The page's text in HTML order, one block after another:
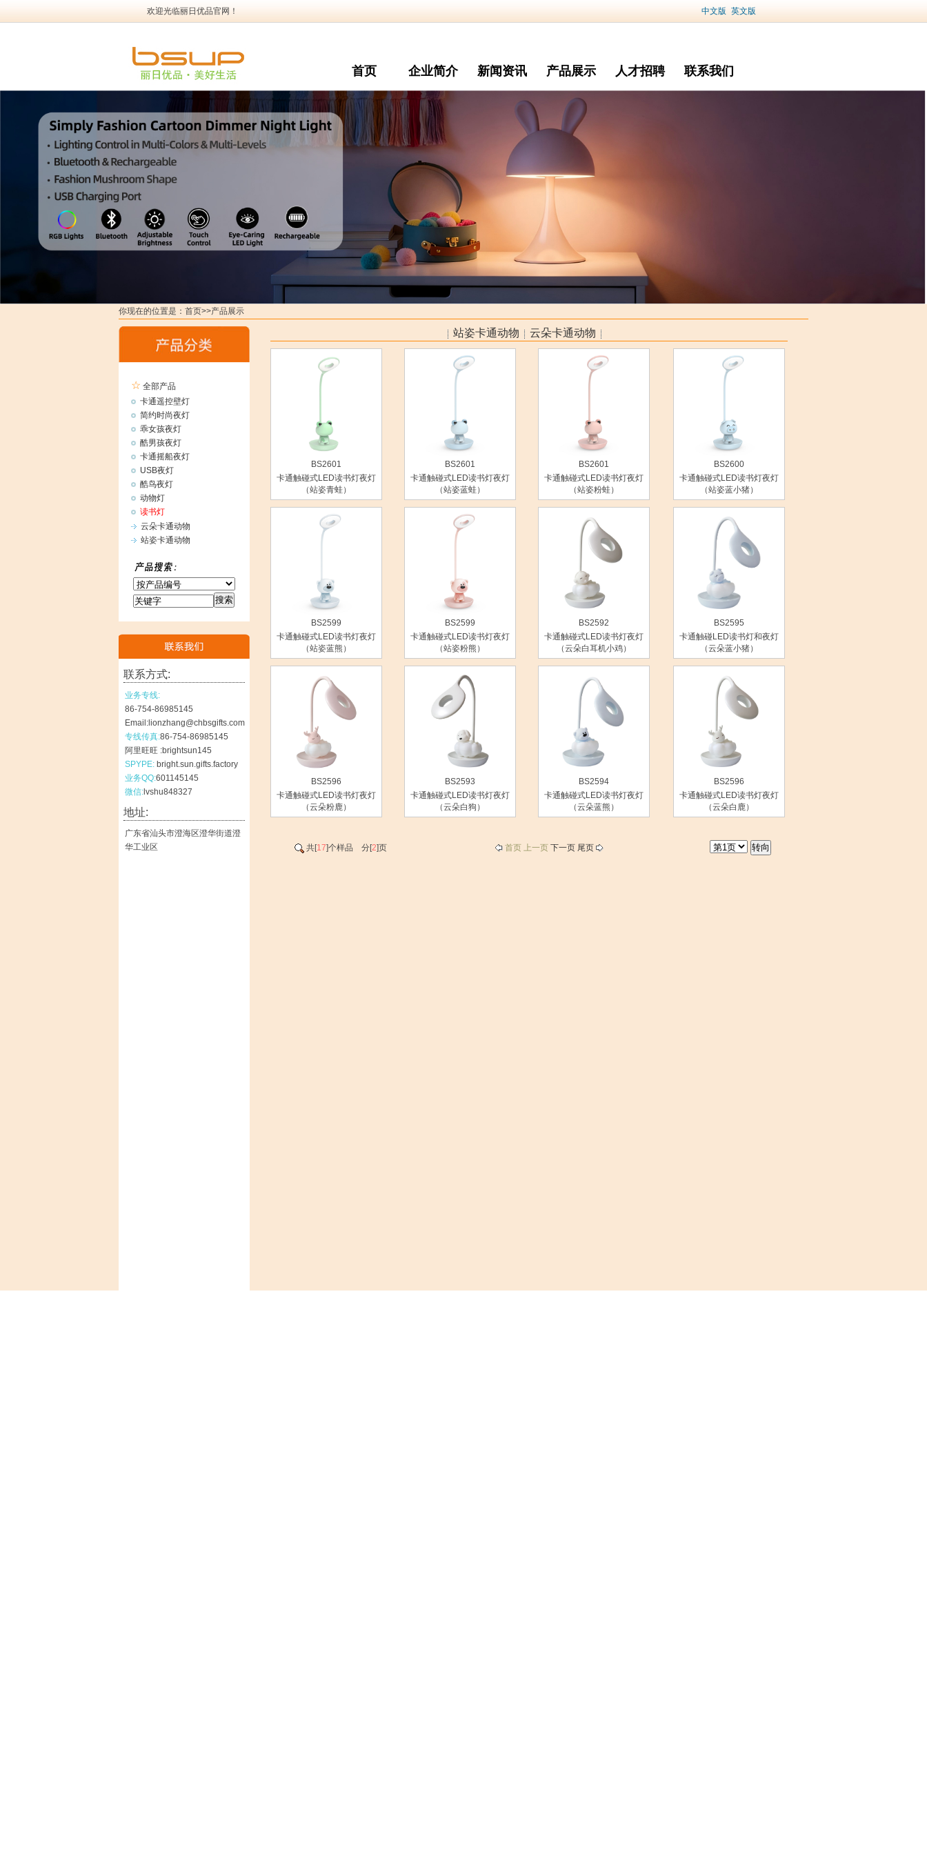
欢迎光临丽日优品官网！ 中文版 英文版
首页 企业简介 新闻资讯 产品展示 人才招聘 联系我们
你现在的位置是：首页>>产品展示
☆ 全部产品
卡通遥控壁灯
简约时尚夜灯
乖女孩夜灯
酷男孩夜灯
卡通摇船夜灯
USB夜灯
酷鸟夜灯
动物灯
读书灯
云朵卡通动物
站姿卡通动物
联系方式:
业务专线:
86-754-86985145
Email:lionzhang@chbsgifts.com
专线传真:86-754-86985145
阿里旺旺 :brightsun145
SPYPE: bright.sun.gifts.factory
业务QQ:601145145
微信: lvshu848327
地址:
广东省汕头市澄海区澄华街道澄
华工业区
站姿卡通动物 云朵卡通动物
BS2601
卡通触碰式LED读书灯夜灯
（站姿青蛙）
BS2601
卡通触碰式LED读书灯夜灯
（站姿蓝蛙）
BS2601
卡通触碰式LED读书灯夜灯
（站姿粉蛙）
BS2600
卡通触碰式LED读书灯夜灯
（站姿蓝小猪）
BS2599
卡通触碰式LED读书灯夜灯
（站姿蓝熊）
BS2599
卡通触碰式LED读书灯夜灯
（站姿粉熊）
BS2592
卡通触碰式LED读书灯夜灯
（云朵白耳机小鸡）
BS2595
卡通触碰LED读书灯和夜灯
（云朵蓝小猪）
BS2596
卡通触碰式LED读书灯夜灯
（云朵粉鹿）
BS2593
卡通触碰式LED读书灯夜灯
（云朵白狗）
BS2594
卡通触碰式LED读书灯夜灯
（云朵蓝熊）
BS2596
卡通触碰式LED读书灯夜灯
（云朵白鹿）
共[17]个样品 分[2]页 首页 上一页 下一页 尾页